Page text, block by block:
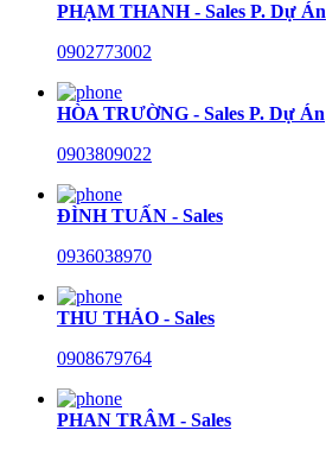
PHẠM THANH - Sales P. Dự Án
0902773002
HÒA TRƯỜNG - Sales P. Dự Án
0903809022
ĐÌNH TUẤN - Sales
0936038970
THU THẢO - Sales
0908679764
PHAN TRÂM - Sales